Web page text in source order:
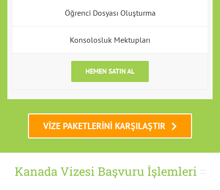
Öğrenci Dosyası Oluşturma
Konsolosluk Mektupları
HEMEN SATIN AL
VIZE PAKETLERINI KARŞILAŞTIR
Kanada Vizesi Başvuru İşlemleri